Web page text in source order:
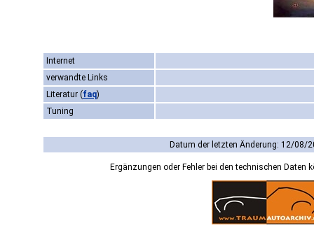
Internet
verwandte Links
Literatur (faq)
Tuning
Datum der letzten Änderung: 12/08/
Ergänzungen oder Fehler bei den technischen Daten